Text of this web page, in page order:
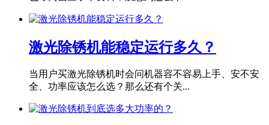
激光除锈机能稳定运行多久？
当用户买激光除锈机时会问机器容不容易上手、安不安
全、功率应该怎么选？那么还有个关...